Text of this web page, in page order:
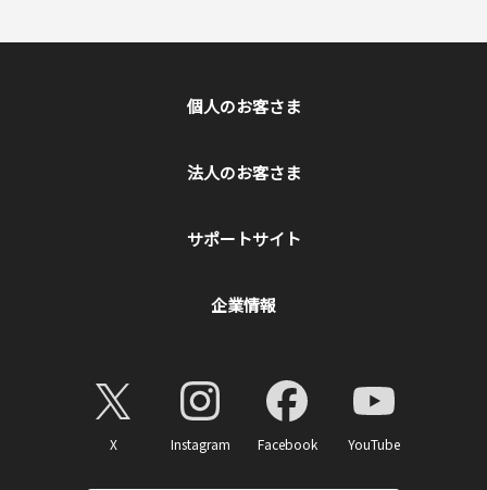
個人のお客さま
法人のお客さま
サポートサイト
企業情報
X Instagram Facebook YouTube